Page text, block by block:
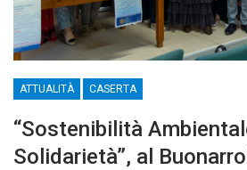
ATTUALITÀ CASERTA
“Sostenibilità
Solidarietà”, al